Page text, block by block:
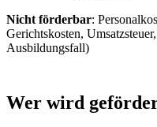
Nicht förderbar:
Gerichtskosten,
Ausbildungsfall)
Wer wird